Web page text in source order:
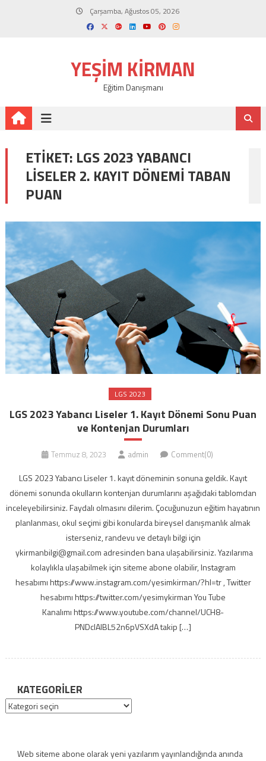
Çarşamba, Ağustos 05, 2026
YEŞIM KIRMAN
Eğitim Danışmanı
ETIKET: LGS 2023 YABANCI
LISELER 2. KAYIT DÖNEMI TABAN
PUAN
LGS 2023
LGS 2023 Yabancı Liseler 1. Kayıt Dönemi Sonu Puan
ve Kontenjan Durumları
Temmuz 8, 2023 admin Comment(0)
LGS 2023 Yabancı Liseler 1. kayıt döneminin sonuna geldik. Kayıt
dönemi sonunda okulların kontenjan durumlarını aşağıdaki tablomdan
inceleyebilirsiniz. Faydalı olmasını dilerim. Çocuğunuzun eğitim hayatının
planlanması, okul seçimi gibi konularda bireysel danışmanlık almak
isterseniz, randevu ve detaylı bilgi için
ykirmanbilgi@gmail.com adresinden bana ulaşabilirsiniz. Yazılarıma
kolaylıkla ulaşabilmek için siteme abone olabilir, Instagram
hesabımı https://www.instagram.com/yesimkirman/?hl=tr , Twitter
hesabımı https://twitter.com/yesimykirman You Tube
Kanalımı https://www.youtube.com/channel/UCH8-
PNDcIAlBL52n6pVSXdA takip […]
KATEGORILER
Kategoriler
Web siteme abone olarak yeni yazılarım yayınlandığında anında